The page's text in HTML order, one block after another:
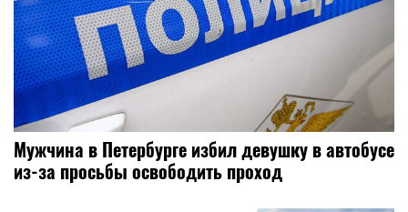
Мужчина в Петербурге избил девушку в автобусе
из-за просьбы освободить проход